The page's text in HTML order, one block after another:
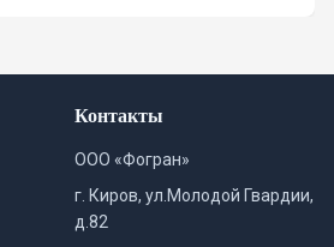
Контакты
ООО «Фогран»
г. Киров, ул.Молодой Гвардии,
д.82